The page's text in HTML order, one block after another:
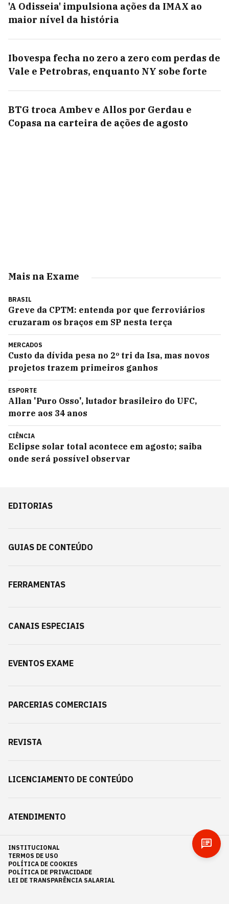
'A Odisseia' impulsiona ações da IMAX ao
maior nível da história
Ibovespa fecha no zero a zero com perdas de
Vale e Petrobras, enquanto NY sobe forte
BTG troca Ambev e Allos por Gerdau e
Copasa na carteira de ações de agosto
Mais na Exame
BRASIL
Greve da CPTM: entenda por que ferroviários
cruzaram os braços em SP nesta terça
MERCADOS
Custo da dívida pesa no 2º tri da Isa, mas novos
projetos trazem primeiros ganhos
ESPORTE
Allan 'Puro Osso', lutador brasileiro do UFC,
morre aos 34 anos
CIÊNCIA
Eclipse solar total acontece em agosto; saiba
onde será possível observar
EDITORIAS
GUIAS DE CONTEÚDO
FERRAMENTAS
CANAIS ESPECIAIS
EVENTOS EXAME
PARCERIAS COMERCIAIS
REVISTA
LICENCIAMENTO DE CONTEÚDO
ATENDIMENTO
INSTITUCIONAL
TERMOS DE USO
POLÍTICA DE COOKIES
POLÍTICA DE PRIVACIDADE
LEI DE TRANSPARÊNCIA SALARIAL